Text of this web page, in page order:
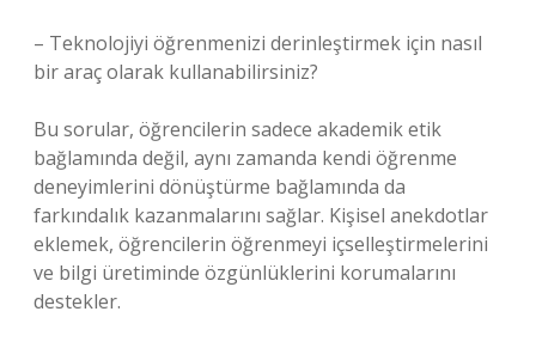
– Teknolojiyi öğrenmenizi derinleştirmek için nasıl
bir araç olarak kullanabilirsiniz?
Bu sorular, öğrencilerin sadece akademik etik
bağlamında değil, aynı zamanda kendi öğrenme
deneyimlerini dönüştürme bağlamında da
farkındalık kazanmalarını sağlar. Kişisel anekdotlar
eklemek, öğrencilerin öğrenmeyi içselleştirmelerini
ve bilgi üretiminde özgünlüklerini korumalarını
destekler.